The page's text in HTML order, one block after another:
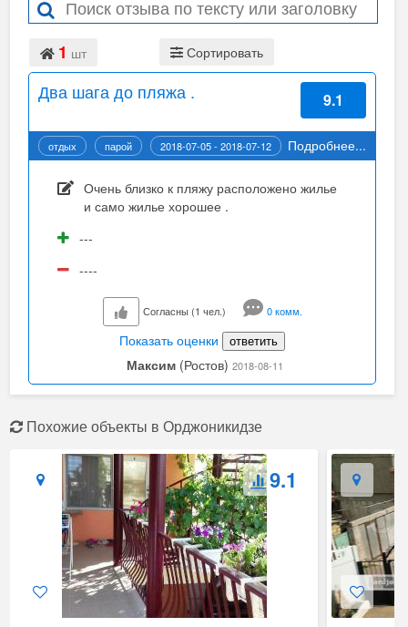
1 шт Сортировать
Два шага до пляжа . 9.1
отдых парой 2018-07-05 - 2018-07-12 Подробнее...
Очень близко к пляжу расположено жилье
и само жилье хорошее .
---
----
Согласны (1 чел.) 0 комм.
Показать оценки ответить
Максим (Ростов) 2018-08-11
Похожие объекты в Орджоникидзе
9.1